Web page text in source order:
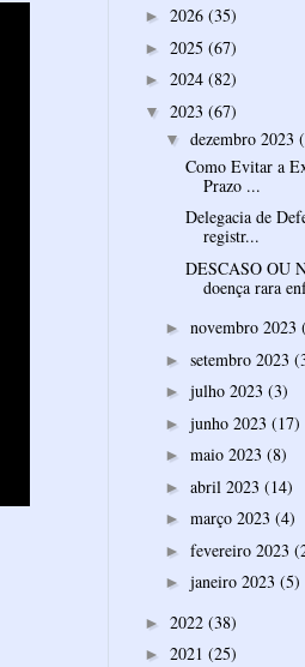
► 2026 (35)
► 2025 (67)
► 2024 (82)
▼ 2023 (67)
▼ dezembro 2023
Como Evitar a
Prazo ...
Delegacia de
registr...
DESCASO OU
doença rara
► novembro 2023
► setembro 2023
► julho 2023 (3)
► junho 2023 (17)
► maio 2023 (8)
► abril 2023 (14)
► março 2023 (4)
► fevereiro 2023
► janeiro 2023 (5)
► 2022 (38)
► 2021 (25)